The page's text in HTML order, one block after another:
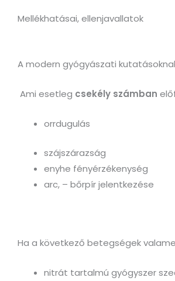
Mellékhatásai, ellenjavallatok
A modern gyógyászati
Ami esetleg csekély számban
orrdugulás
szájszárazság
enyhe fényérzékenység
arc, – bőrpír jelentkezése
Ha a következő betegségek
nitrát tartalmú gyógyszer